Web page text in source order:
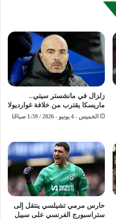
زلزال في مانشستر سيتي..
ماريسكا يقترب من خلافة غوارديولا
الخميس - 4 يونيو - 2026 / 1:59 صباحًا
حارس مرمي تشيلسي ينتقل إلى
ستراسبورج الفرنسي على سبيل